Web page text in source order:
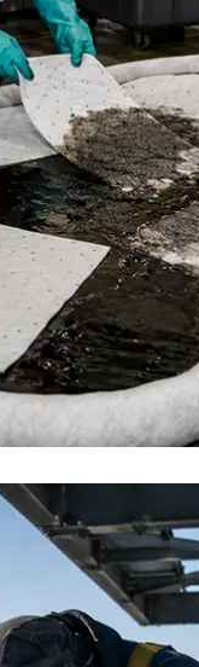
案
程中主要会遇到以下
电作业；2.高空作业
3.突发应急作业，
，可以联系我司销售